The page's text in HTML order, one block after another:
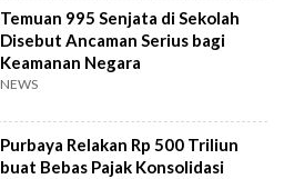
Temuan 995 Senjata di Sekolah
Disebut Ancaman Serius bagi
Keamanan Negara
NEWS
Purbaya Relakan Rp 500 Triliun
buat Bebas Pajak Konsolidasi